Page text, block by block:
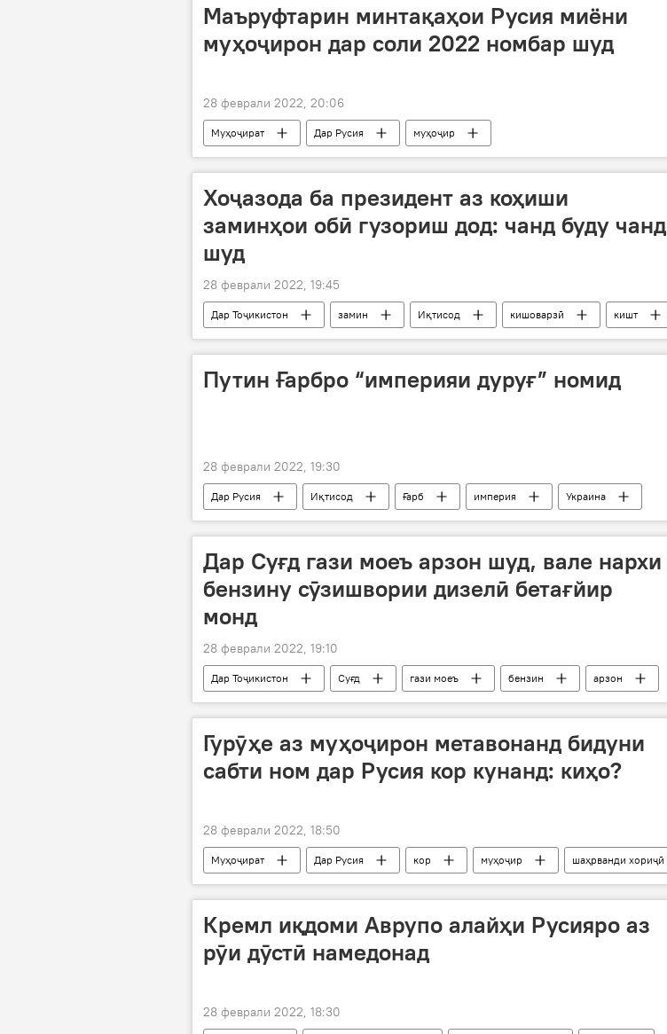
Маъруфтарин минтақаҳои Русия миёни
муҳоҷирон дар соли 2022 номбар шуд
28 феврали 2022, 20:06
Муҳоҷират Дар Русия муҳоҷир
Хоҷазода ба президент аз коҳиши
заминҳои обӣ гузориш дод: чанд буду чанд
шуд
28 феврали 2022, 19:45
Дар Тоҷикистон замин Иқтисод кишоварзӣ кишт
Путин Ғарбро “империяи дуруғ” номид
28 феврали 2022, 19:30
Дар Русия Иқтисод Ғарб империя Украина
Дар Суғд гази моеъ арзон шуд, вале нархи
бензину сӯзишвории дизелӣ бетағйир
монд
28 феврали 2022, 19:10
Дар Тоҷикистон Суғд гази моеъ бензин арзон
Гурӯҳе аз муҳоҷирон метавонанд бидуни
сабти ном дар Русия кор кунанд: киҳо?
28 феврали 2022, 18:50
Муҳоҷират Дар Русия кор муҳоҷир шаҳрванди хориҷӣ
Кремл иқдоми Аврупо алайҳи Русияро аз
рӯи дӯстӣ намедонад
28 феврали 2022, 18:30